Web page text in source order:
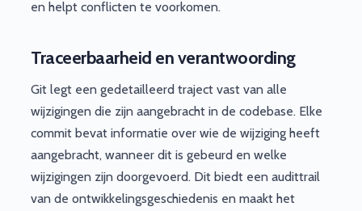
en helpt conflicten te voorkomen.
Traceerbaarheid en verantwoording
Git legt een gedetailleerd traject vast van alle
wijzigingen die zijn aangebracht in de codebase. Elke
commit bevat informatie over wie de wijziging heeft
aangebracht, wanneer dit is gebeurd en welke
wijzigingen zijn doorgevoerd. Dit biedt een audittrail
van de ontwikkelingsgeschiedenis en maakt het